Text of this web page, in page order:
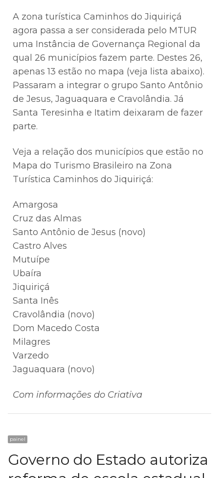
A zona turística Caminhos do Jiquiriçá
agora passa a ser considerada pelo MTUR
uma Instância de Governança Regional da
qual 26 municípios fazem parte. Destes 26,
apenas 13 estão no mapa (veja lista abaixo).
Passaram a integrar o grupo Santo Antônio
de Jesus, Jaguaquara e Cravolândia. Já
Santa Teresinha e Itatim deixaram de fazer
parte.
Veja a relação dos municípios que estão no
Mapa do Turismo Brasileiro na Zona
Turística Caminhos do Jiquiriçá:
Amargosa
Cruz das Almas
Santo Antônio de Jesus (novo)
Castro Alves
Mutuípe
Ubaíra
Jiquiriçá
Santa Inês
Cravolândia (novo)
Dom Macedo Costa
Milagres
Varzedo
Jaguaquara (novo)
Com informações do Criativa
painel
Governo do Estado autoriza